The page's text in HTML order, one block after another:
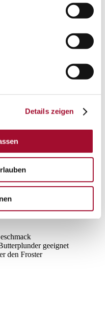
Details zeigen
%) zur Herstellung von
geeignet
den Froster